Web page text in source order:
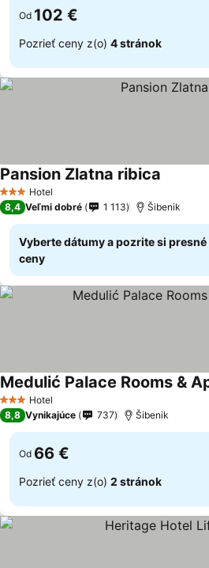
Od 102 €
Pozrieť ceny z(o) 4 stránok
3 Počet hviezdičiek
Hotel
Pansion Zlatna ribica
8,4 Veľmi dobré 1 113 Šibenik
Vyberte dátumy a pozrite si presné
ceny
3 Počet hviezdičiek
Hotel
Medulić Palace Rooms &
8,8 Vynikajúce 737 Šibenik
Od 66 €
Pozrieť ceny z(o) 2 stránok